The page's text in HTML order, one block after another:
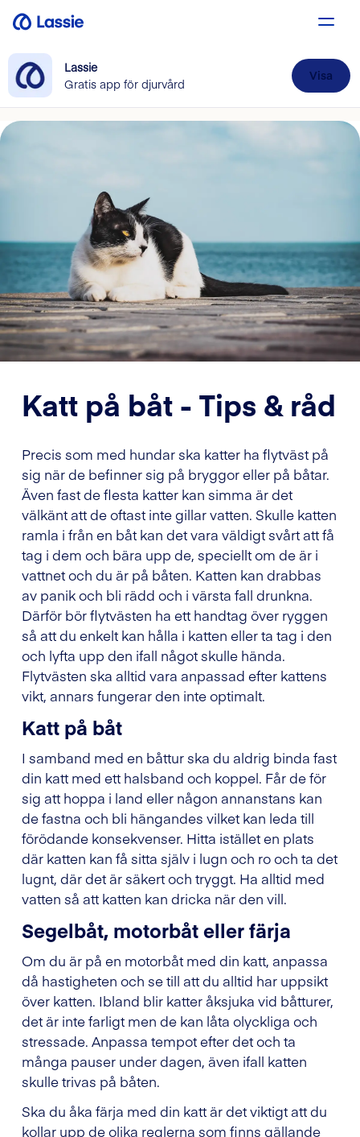
Lassie
Gratis app för djurvård
Visa
Katt på båt - Tips & råd
Precis som med hundar ska katter ha flytväst på
sig när de befinner sig på bryggor eller på båtar.
Även fast de flesta katter kan simma är det
välkänt att de oftast inte gillar vatten. Skulle katten
ramla i från en båt kan det vara väldigt svårt att få
tag i dem och bära upp de, speciellt om de är i
vattnet och du är på båten. Katten kan drabbas
av panik och bli rädd och i värsta fall drunkna.
Därför bör flytvästen ha ett handtag över ryggen
så att du enkelt kan hålla i katten eller ta tag i den
och lyfta upp den ifall något skulle hända.
Flytvästen ska alltid vara anpassad efter kattens
vikt, annars fungerar den inte optimalt.
Katt på båt
I samband med en båttur ska du aldrig binda fast
din katt med ett halsband och koppel. Får de för
sig att hoppa i land eller någon annanstans kan
de fastna och bli hängandes vilket kan leda till
förödande konsekvenser. Hitta istället en plats
där katten kan få sitta själv i lugn och ro och ta det
lugnt, där det är säkert och tryggt. Ha alltid med
vatten så att katten kan dricka när den vill.
Segelbåt, motorbåt eller färja
Om du är på en motorbåt med din katt, anpassa
då hastigheten och se till att du alltid har uppsikt
över katten. Ibland blir katter åksjuka vid båtturer,
det är inte farligt men de kan låta olyckliga och
stressade. Anpassa tempot efter det och ta
många pauser under dagen, även ifall katten
skulle trivas på båten.
Ska du åka färja med din katt är det viktigt att du
kollar upp de olika reglerna som finns gällande